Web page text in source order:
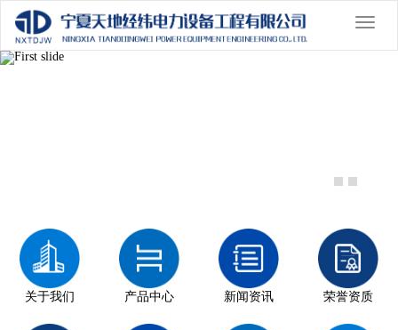
切
Previous
关于我们 产品中心 新闻资讯 荣誉资质